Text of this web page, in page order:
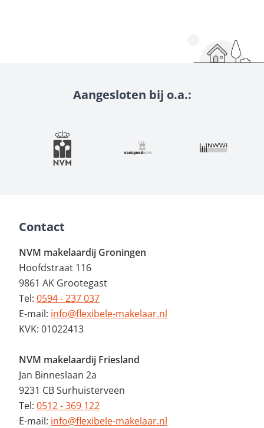
Aangesloten bij o.a.:
Contact
NVM makelaardij Groningen
Hoofdstraat 116
9861 AK Grootegast
Tel: 0594 - 237 037
E-mail: info@flexibele-makelaar.nl
KVK: 01022413
NVM makelaardij Friesland
Jan Binneslaan 2a
9231 CB Surhuisterveen
Tel: 0512 - 369 122
E-mail: info@flexibele-makelaar.nl